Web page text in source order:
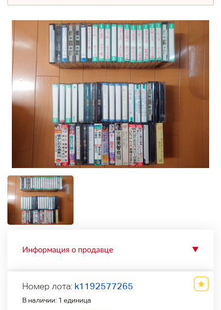
Информация о продавце ▼
Номер лота: k1192577265
В наличии: 1 единица